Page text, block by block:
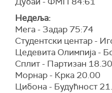
Недеља:
Мега - Задар 75:74
Студентски центар -
Цедевита Олимпија -
Сплит - Партизан 18.30
Морнар - Крка 20.00
Цибона - Будућност